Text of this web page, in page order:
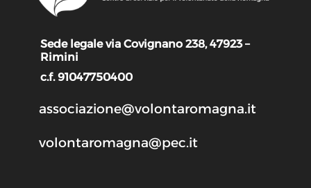
Sede legale via Covignano 238, 47923 –
Rimini
c.f. 91047750400
associazione@volontaromagna.it
volontaromagna@pec.it